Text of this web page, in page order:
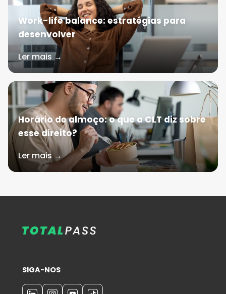
Work-life balance: estratégias para
desenvolver
Ler mais →
Horário de almoço: o que a CLT diz sobre
esse direito?
Ler mais →
SIGA-NOS